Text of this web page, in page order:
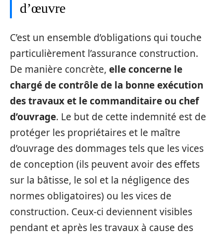
d’œuvre
C’est un ensemble d’obligations qui touche
particulièrement l’assurance construction.
De manière concrète, elle concerne le
chargé de contrôle de la bonne exécution
des travaux et le commanditaire ou chef
d’ouvrage. Le but de cette indemnité est de
protéger les propriétaires et le maître
d’ouvrage des dommages tels que les vices
de conception (ils peuvent avoir des effets
sur la bâtisse, le sol et la négligence des
normes obligatoires) ou les vices de
construction. Ceux-ci deviennent visibles
pendant et après les travaux à cause des